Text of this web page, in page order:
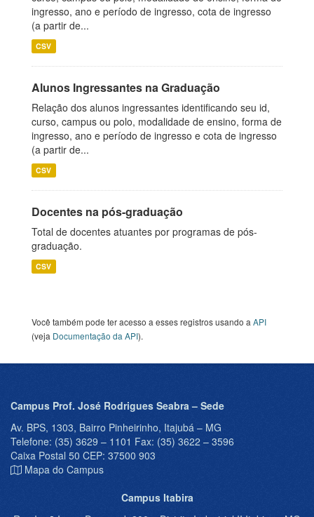
ingresso, ano e período de ingresso, cota de ingresso
(a partir de...
CSV
Alunos Ingressantes na Graduação
Relação dos alunos ingressantes identificando seu id,
curso, campus ou polo, modalidade de ensino, forma de
ingresso, ano e período de ingresso e cota de ingresso
(a partir de...
CSV
Docentes na pós-graduação
Total de docentes atuantes por programas de pós-
graduação.
CSV
Você também pode ter acesso a esses registros usando a API
(veja Documentação da API).
Campus Prof. José Rodrigues Seabra – Sede
Av. BPS, 1303, Bairro Pinheirinho, Itajubá – MG
Telefone: (35) 3629 – 1101 Fax: (35) 3622 – 3596
Caixa Postal 50 CEP: 37500 903
Mapa do Campus
Campus Itabira